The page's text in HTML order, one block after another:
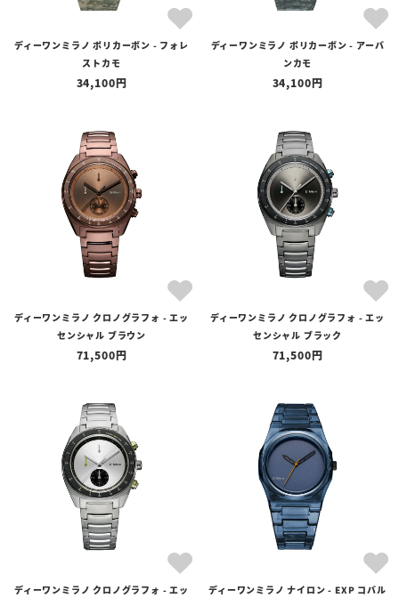
ディーワンミラノ ポリカーボン - フォレ
ストカモ
34,100
ディーワンミラノ ポリカーボン - アーバ
ンカモ
34,100
ディーワンミラノ クロノグラフォ - エッ
センシャル ブラウン
71,500
ディーワンミラノ クロノグラフォ - エッ
センシャル ブラック
71,500
ディーワンミラノ クロノグラフォ - エッ
ディーワンミラノ ナイロン - EXP コバル